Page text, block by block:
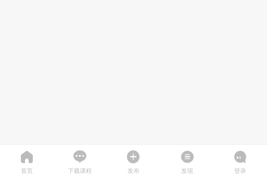
首页 下载课程 发布 发现 登录